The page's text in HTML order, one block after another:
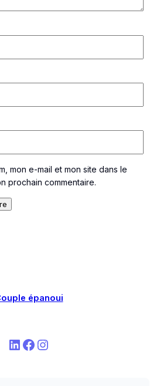
mon e-mail et mon site dans le
prochain commentaire.
épanoui
LinkedIn Facebook Instagram